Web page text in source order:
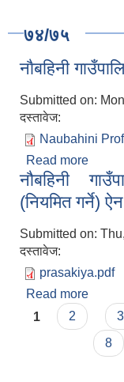
७४/७५
नाैबहिनी
Submitted on:
दस्तावेज:
Naubahini
Read more
नौबहिनी
(नियमित गर्ने)
Submitted on:
दस्तावेज:
prasakiya.pdf
Read more
Pages
1 2 3
8